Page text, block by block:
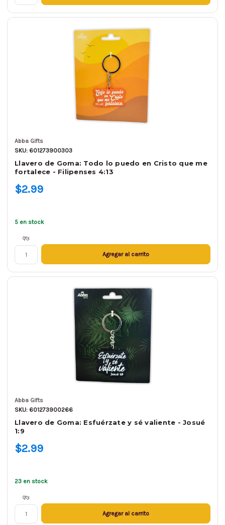
Abba Gifts
SKU: 601273900303
Llavero de Goma: Todo lo puedo en Cristo que me
fortalece - Filipenses 4:13
$2.99
5 en stock
Qty.
Agregar al carrito
Abba Gifts
SKU: 601273900266
Llavero de Goma: Esfuérzate y sé valiente - Josué
1:9
$2.99
23 en stock
Qty.
Agregar al carrito